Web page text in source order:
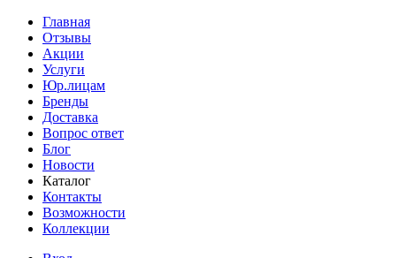
Главная
Отзывы
Акции
Услуги
Юр.лицам
Бренды
Доставка
Вопрос ответ
Блог
Новости
Каталог
Контакты
Возможности
Коллекции